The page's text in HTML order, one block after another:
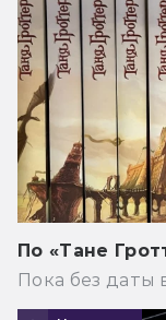
По «Тане
Пока без даты